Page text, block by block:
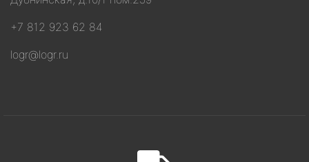
+7 812 923 62 84
logr@logr.ru